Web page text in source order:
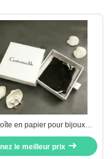
en papier pour bijoux
avec marquage à
gaufrage et estampage
le meilleur prix